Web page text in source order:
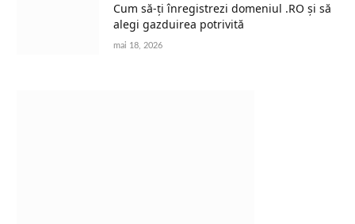
Cum să-ți înregistrezi domeniul .RO și să
alegi gazduirea potrivită
mai 18, 2026